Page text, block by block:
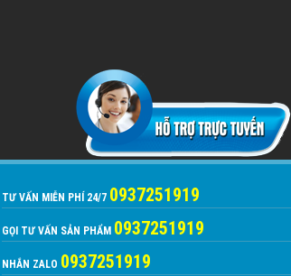
TƯ VẤN MIỄN PHÍ 24/7 0937251919
GỌI TƯ VẤN SẢN PHẨM 0937251919
NHẮN ZALO 0937251919